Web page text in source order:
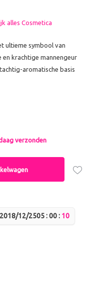
alles Cosmetica
ultieme symbool van
en krachtige mannengeur
aromatische basis
verzonden
2018/12/2505:00: 10